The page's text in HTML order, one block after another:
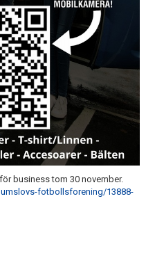
business tom 30 november.
fotbollsforening/13888-